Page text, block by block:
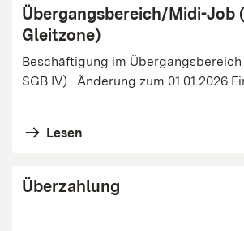
Übergangsbereich/Midi-Job
Gleitzone)
Beschäftigung im
SGB IV) Änderung zum 01.01.2026
Lesen
Überzahlung